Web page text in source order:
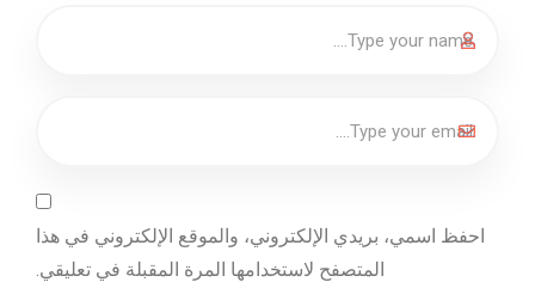
احفظ اسمي، بريدي الإلكتروني، والموقع الإلكتروني في هذا
المتصفح لاستخدامها المرة المقبلة في تعليقي.